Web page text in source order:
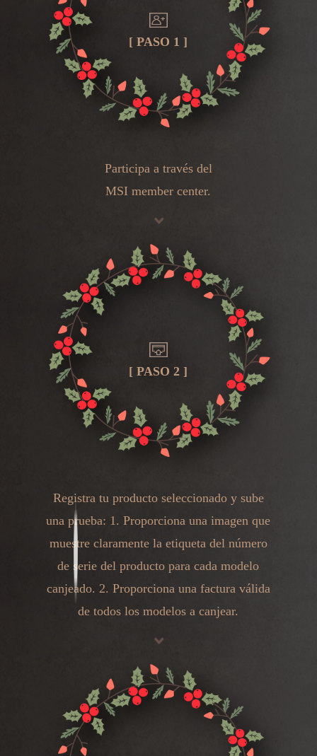
[ PASO 1 ]
Participa a través del
MSI member center.
[ PASO 2 ]
Registra tu producto seleccionado y sube
una prueba: 1. Proporciona una imagen que
muestre claramente la etiqueta del número
de serie del producto para cada modelo
canjeado. 2. Proporciona una factura válida
de todos los modelos a canjear.